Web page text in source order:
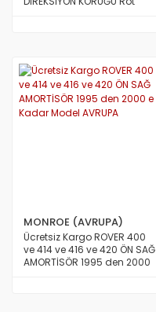
MONROE (AVRUPA)
Ücretsiz Kargo ROVER 400
ve 414 ve 416 ve 420 ÖN SAĞ
AMORTİSÖR 1995 den 2000